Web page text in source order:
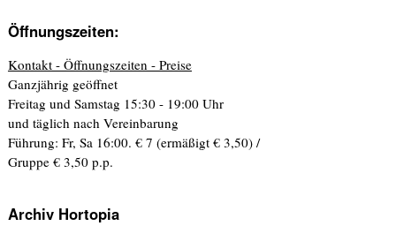
Öffnungszeiten:
Kontakt - Öffnungszeiten - Preise
Ganzjährig geöffnet
Freitag und Samstag 15:30 - 19:00 Uhr
und täglich nach Vereinbarung
Führung: Fr, Sa 16:00. € 7 (ermäßigt € 3,50) /
Gruppe € 3,50 p.p.
Archiv Hortopia